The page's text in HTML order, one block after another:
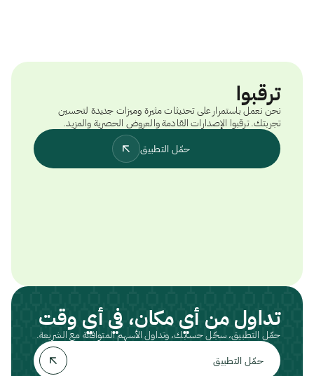
ترقبوا
نحن نعمل باستمرار على تحديثات مثيرة وميزات جديدة لتحسين
تجربتك. ترقبوا الإصدارات القادمة والعروض الحصرية والمزيد.
حمّل التطبيق
تداول من أي مكان، في أي وقت
حمّل التطبيق، سجّل حسابك، وتداول الأسهم المتوافقة مع الشريعة.
حمّل التطبيق